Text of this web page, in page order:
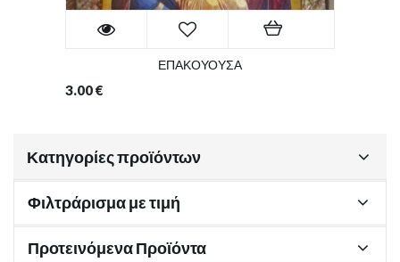
ΕΠΑΚΟΥΟΥΣΑ
3.00€
Κατηγορίες προϊόντων
Φιλτράρισμα με τιμή
Προτεινόμενα Προϊόντα